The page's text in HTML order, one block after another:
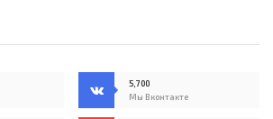
5,700
Мы Вконтакте